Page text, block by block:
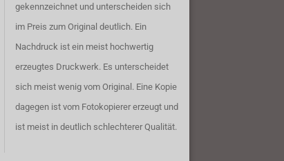
gekennzeichnet und unterscheiden sich
im Preis zum Original deutlich. Ein
Nachdruck ist ein meist hochwertig
erzeugtes Druckwerk. Es unterscheidet
sich meist wenig vom Original. Eine Kopie
dagegen ist vom Fotokopierer erzeugt und
ist meist in deutlich schlechterer Qualität.